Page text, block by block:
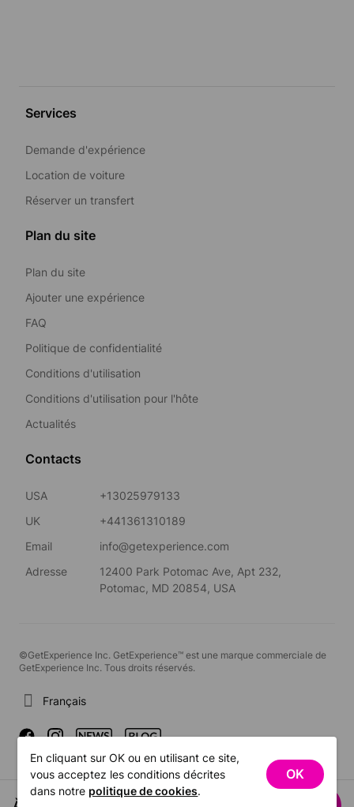
Services
Demande d'expérience
Location de voiture
Réserver un transfert
Plan du site
Plan du site
Ajouter une expérience
FAQ
Politique de confidentialité
Conditions d'utilisation
Conditions d'utilisation pour l'hôte
Actualités
Contacts
USA
+13025979133
UK
+441361310189
Email
info@getexperience.com
Adresse
12400 Park Potomac Ave, Apt 232,
Potomac, MD 20854, USA
©GetExperience Inc. GetExperience™ est une marque commerciale de
GetExperience Inc. Tous droits réservés.
Français
En cliquant sur OK ou en utilisant ce site,
vous acceptez les conditions décrites
dans notre politique de cookies.
OK